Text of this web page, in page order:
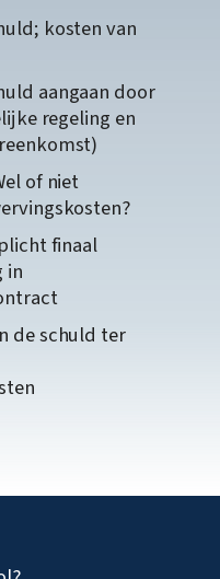
kosten van
aangaan door
regeling en
of niet
finaal
in
de schuld ter